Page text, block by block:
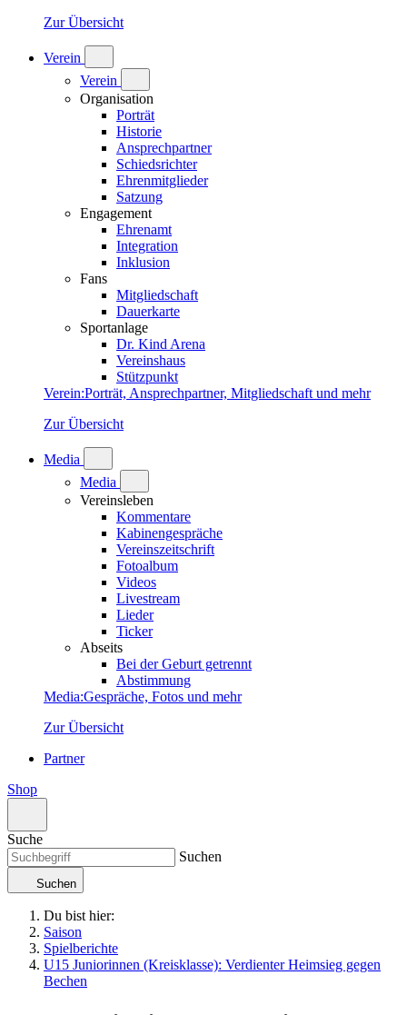
Zur Übersicht
Verein
Verein
Organisation
Porträt
Historie
Ansprechpartner
Schiedsrichter
Ehrenmitglieder
Satzung
Engagement
Ehrenamt
Integration
Inklusion
Fans
Mitgliedschaft
Dauerkarte
Sportanlage
Dr. Kind Arena
Vereinshaus
Stützpunkt
Verein:Porträt, Ansprechpartner, Mitgliedschaft und mehr
Zur Übersicht
Media
Media
Vereinsleben
Kommentare
Kabinengespräche
Vereinszeitschrift
Fotoalbum
Videos
Livestream
Lieder
Ticker
Abseits
Bei der Geburt getrennt
Abstimmung
Media:Gespräche, Fotos und mehr
Zur Übersicht
Partner
Shop
Suche
Suchen
Suchen
Du bist hier:
Saison
Spielberichte
U15 Juniorinnen (Kreisklasse): Verdienter Heimsieg gegen
Bechen